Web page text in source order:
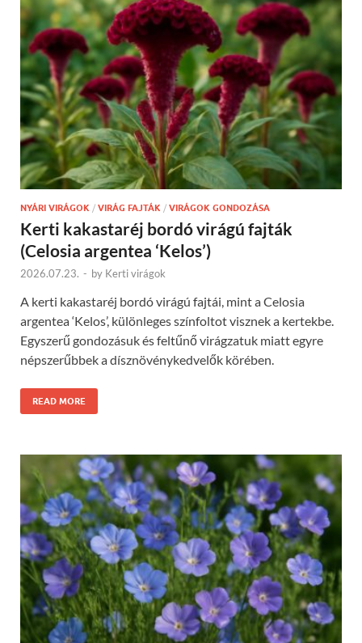
NYÁRI VIRÁGOK / VIRÁG FAJTÁK / VIRÁGOK GONDOZÁSA
Kerti kakastaréj bordó virágú fajták
(Celosia argentea ‘Kelos’)
2026.07.23. - by Kerti virágok
A kerti kakastaréj bordó virágú fajtái, mint a Celosia
argentea ‘Kelos’, különleges színfoltot visznek a kertekbe.
Egyszerű gondozásuk és feltűnő virágzatuk miatt egyre
népszerűbbek a dísznövénykedvelők körében.
READ MORE